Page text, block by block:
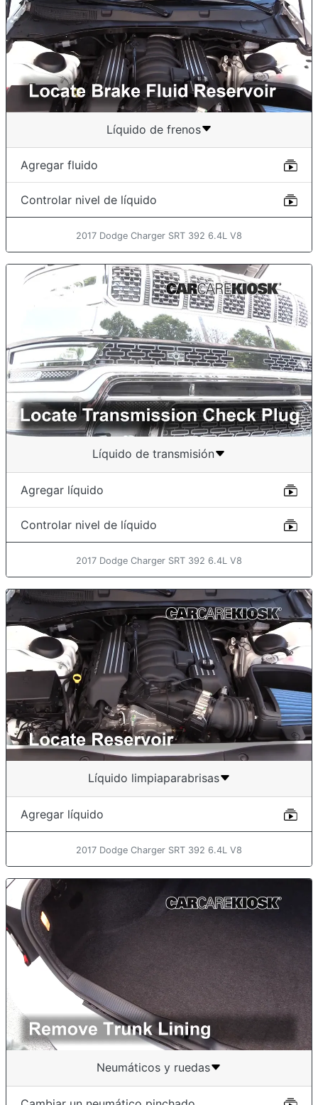
Líquido de frenos
Agregar fluido
Controlar nivel de líquido
2017 Dodge Charger SRT 392 6.4L V8
Líquido de transmisión
Agregar líquido
Controlar nivel de líquido
2017 Dodge Charger SRT 392 6.4L V8
Líquido limpiaparabrisas
Agregar líquido
2017 Dodge Charger SRT 392 6.4L V8
Neumáticos y ruedas